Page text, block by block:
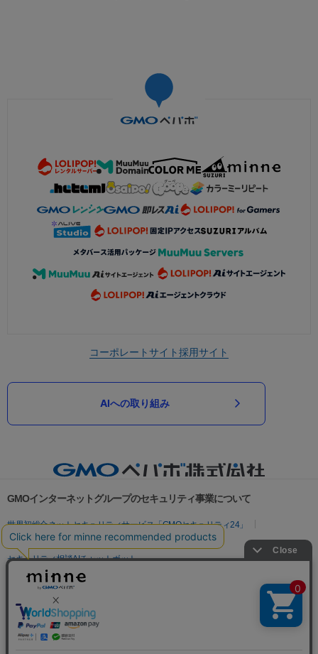
コーポレートサイト採用サイト
AIへの取り組み
GMOインターネットグループのセキュリティ事業について
世界初総合ネットセキュリティサービス「GMOセキュリティ24」
パスワード漏洩診断
Webサイトリスク診断
セキュリティ相談AIチャットボット
実在証明・盗聴対策
サイバー攻撃対策（GMO Flatt Security）
セキュリティ事業の軌跡